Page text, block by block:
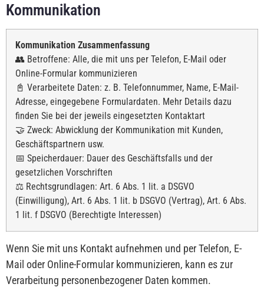
Kommunikation
Kommunikation Zusammenfassung
👥 Betroffene: Alle, die mit uns per Telefon, E-Mail oder
Online-Formular kommunizieren
📓 Verarbeitete Daten: z. B. Telefonnummer, Name, E-Mail-
Adresse, eingegebene Formulardaten. Mehr Details dazu
finden Sie bei der jeweils eingesetzten Kontaktart
🤝 Zweck: Abwicklung der Kommunikation mit Kunden,
Geschäftspartnern usw.
📅 Speicherdauer: Dauer des Geschäftsfalls und der
gesetzlichen Vorschriften
⚖️ Rechtsgrundlagen: Art. 6 Abs. 1 lit. a DSGVO
(Einwilligung), Art. 6 Abs. 1 lit. b DSGVO (Vertrag), Art. 6 Abs.
1 lit. f DSGVO (Berechtigte Interessen)
Wenn Sie mit uns Kontakt aufnehmen und per Telefon, E-
Mail oder Online-Formular kommunizieren, kann es zur
Verarbeitung personenbezogener Daten kommen.